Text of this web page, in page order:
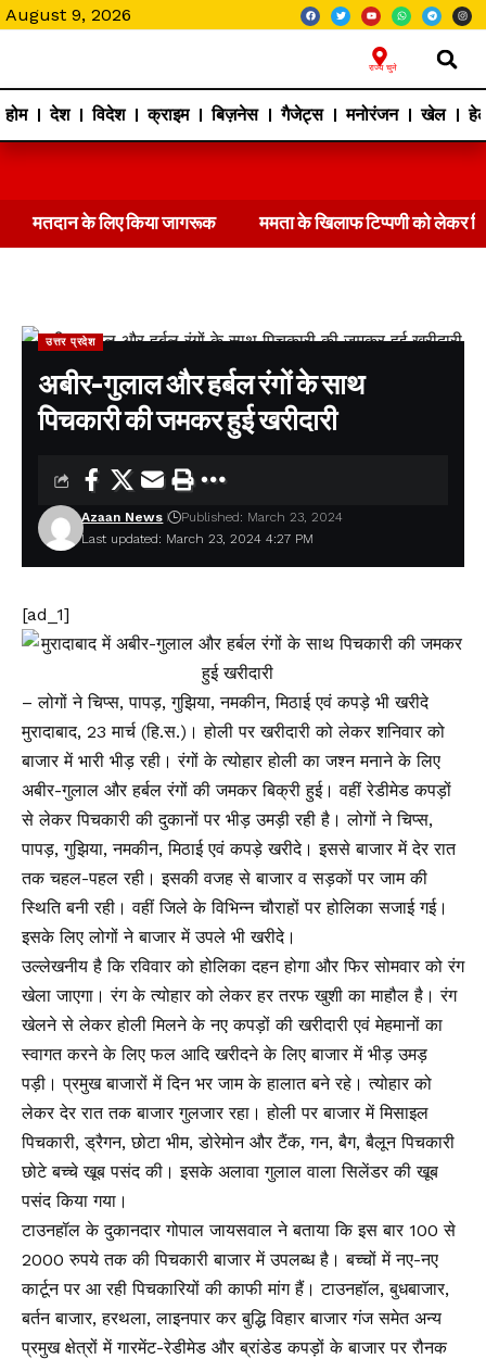
August 9, 2026
राज्य चुने
होम देश विदेश क्राइम बिज़नेस गैजेट्स मनोरंजन खेल
मतदान के लिए किया जागरूक ममता के खिलाफ टिप्पणी को लेकर
उत्तर प्रदेश
अबीर-गुलाल और हर्बल रंगों के साथ
पिचकारी की जमकर हुई खरीदारी
Last updated: March 23, 2024 4:27 PM
Azaan News Published: March 23, 2024
[ad_1]
– लोगों ने चिप्स, पापड़, गुझिया, नमकीन, मिठाई एवं कपड़े भी खरीदे
मुरादाबाद, 23 मार्च (हि.स.)। होली पर खरीदारी को लेकर शनिवार को
बाजार में भारी भीड़ रही। रंगों के त्योहार होली का जश्न मनाने के लिए
अबीर-गुलाल और हर्बल रंगों की जमकर बिक्री हुई। वहीं रेडीमेड कपड़ों
से लेकर पिचकारी की दुकानों पर भीड़ उमड़ी रही है। लोगों ने चिप्स,
पापड़, गुझिया, नमकीन, मिठाई एवं कपड़े खरीदे। इससे बाजार में देर रात
तक चहल-पहल रही। इसकी वजह से बाजार व सड़कों पर जाम की
स्थिति बनी रही। वहीं जिले के विभिन्न चौराहों पर होलिका सजाई गई।
इसके लिए लोगों ने बाजार में उपले भी खरीदे।
उल्लेखनीय है कि रविवार को होलिका दहन होगा और फिर सोमवार को रंग
खेला जाएगा। रंग के त्योहार को लेकर हर तरफ खुशी का माहौल है। रंग
खेलने से लेकर होली मिलने के नए कपड़ों की खरीदारी एवं मेहमानों का
स्वागत करने के लिए फल आदि खरीदने के लिए बाजार में भीड़ उमड़
पड़ी। प्रमुख बाजारों में दिन भर जाम के हालात बने रहे। त्योहार को
लेकर देर रात तक बाजार गुलजार रहा। होली पर बाजार में मिसाइल
पिचकारी, ड्रैगन, छोटा भीम, डोरेमोन और टैंक, गन, बैग, बैलून पिचकारी
छोटे बच्चे खूब पसंद की। इसके अलावा गुलाल वाला सिलेंडर की खूब
पसंद किया गया।
टाउनहॉल के दुकानदार गोपाल जायसवाल ने बताया कि इस बार 100 से
2000 रुपये तक की पिचकारी बाजार में उपलब्ध है। बच्चों में नए-नए
कार्टून पर आ रही पिचकारियों की काफी मांग हैं। टाउनहॉल, बुधबाजार,
बर्तन बाजार, हरथला, लाइनपार कर बुद्धि विहार बाजार गंज समेत अन्य
प्रमुख क्षेत्रों में गारमेंट-रेडीमेड और ब्रांडेड कपड़ों के बाजार पर रौनक